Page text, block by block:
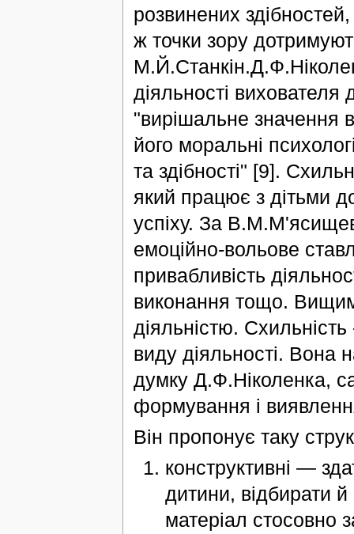
розвинених здібностей,
ж точки зору
діяльності вихователя
"вирішальне значення
його моральні
та здібності" [9].
який працює з дітьми
успіху. За
емоційно-вольове
привабливість
виконання тощо.
діяльністю.
виду діяльності. Вона
думку Д.Ф.Ніколенка,
формування і
Він пропонує таку
конструктивні —
дитини, відбирати
матеріал стосовно